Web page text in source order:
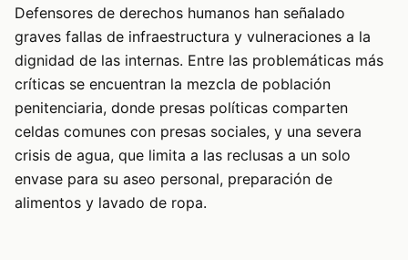
Defensores de derechos humanos han señalado
graves fallas de infraestructura y vulneraciones a la
dignidad de las internas. Entre las problemáticas más
críticas se encuentran la mezcla de población
penitenciaria, donde presas políticas comparten
celdas comunes con presas sociales, y una severa
crisis de agua, que limita a las reclusas a un solo
envase para su aseo personal, preparación de
alimentos y lavado de ropa.